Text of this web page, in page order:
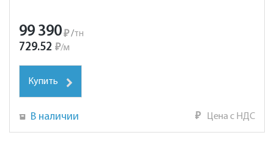
99 390₽ /тн
729.52 ₽/м
Купить
В наличии ₽ Цена с НДС